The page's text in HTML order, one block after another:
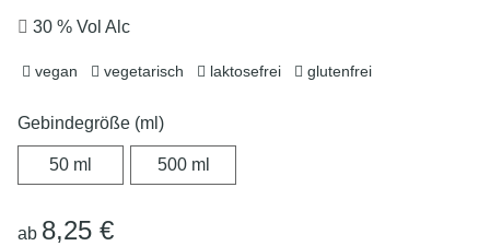
30 % Vol Alc
vegan vegetarisch laktosefrei glutenfrei
Gebindegröße (ml)
50 ml 500 ml500 ml
ab 8,25 €